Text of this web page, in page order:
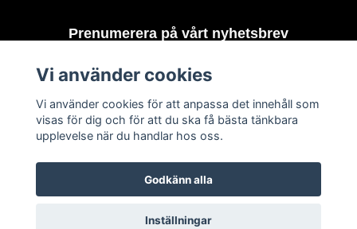
Prenumerera på vårt nyhetsbrev
Vi använder cookies
Vi använder cookies för att anpassa det innehåll som
visas för dig och för att du ska få bästa tänkbara
upplevelse när du handlar hos oss.
Godkänn alla
Inställningar